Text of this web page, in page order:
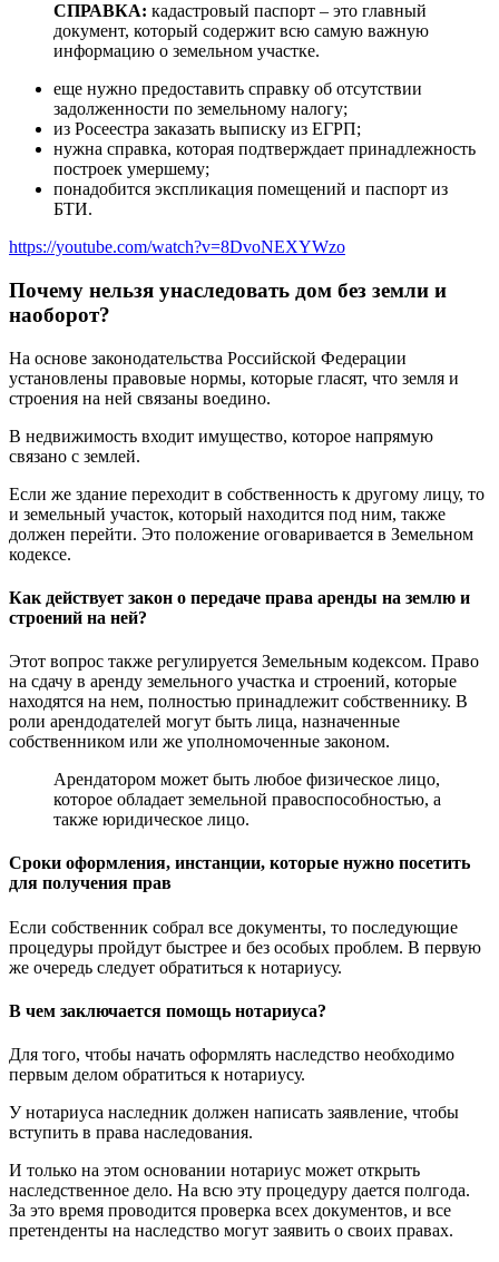
СПРАВКА: кадастровый паспорт – это главный
документ, который содержит всю самую важную
информацию о земельном участке.
еще нужно предоставить справку об отсутствии
задолженности по земельному налогу;
из Росеестра заказать выписку из ЕГРП;
нужна справка, которая подтверждает принадлежность
построек умершему;
понадобится экспликация помещений и паспорт из
БТИ.
https://youtube.com/watch?v=8DvoNEXYWzo
Почему нельзя унаследовать дом без земли и
наоборот?
На основе законодательства Российской Федерации
установлены правовые нормы, которые гласят, что земля и
строения на ней связаны воедино.
В недвижимость входит имущество, которое напрямую
связано с землей.
Если же здание переходит в собственность к другому лицу, то
и земельный участок, который находится под ним, также
должен перейти. Это положение оговаривается в Земельном
кодексе.
Как действует закон о передаче права аренды на землю и
строений на ней?
Этот вопрос также регулируется Земельным кодексом. Право
на сдачу в аренду земельного участка и строений, которые
находятся на нем, полностью принадлежит собственнику. В
роли арендодателей могут быть лица, назначенные
собственником или же уполномоченные законом.
Арендатором может быть любое физическое лицо,
которое обладает земельной правоспособностью, а
также юридическое лицо.
Сроки оформления, инстанции, которые нужно посетить
для получения прав
Если собственник собрал все документы, то последующие
процедуры пройдут быстрее и без особых проблем. В первую
же очередь следует обратиться к нотариусу.
В чем заключается помощь нотариуса?
Для того, чтобы начать оформлять наследство необходимо
первым делом обратиться к нотариусу.
У нотариуса наследник должен написать заявление, чтобы
вступить в права наследования.
И только на этом основании нотариус может открыть
наследственное дело. На всю эту процедуру дается полгода.
За это время проводится проверка всех документов, и все
претенденты на наследство могут заявить о своих правах.